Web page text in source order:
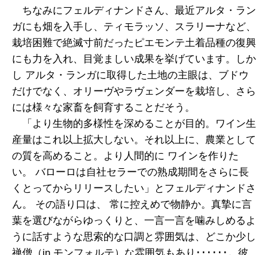
ちなみにフェルディナンドさん、最近アルタ・ラン
ガにも畑を入手し、ティモラッソ、スラリーナなど、
栽培困難で絶滅寸前だったピエモンテ土着品種の復興
にも力を入れ、目覚ましい成果を挙げています。しか
し アルタ・ランガに取得した土地の主眼は、ブドウ
だけでなく、オリーヴやラヴェンダーを栽培し、さら
には様々な家畜を飼育することだそう。
「より生物的多様性を深めることが目的。ワイン生
産量はこれ以上拡大しない。それ以上に、農業として
の質を高めること。より人間的に ワインを作りた
い。 バローロは自社セラーでの熟成期間をさらに長
くとってからリリースしたい」とフェルディナンドさ
ん。 その語り口は、 常に控えめで物静か。真摯に言
葉を選びながらゆっくりと、一言一言を噛みしめるよ
うに話すような思索的な口調と雰囲気は、どこか少し
禅僧（in モンフォルテ）な雰囲気もあり･･････。彼